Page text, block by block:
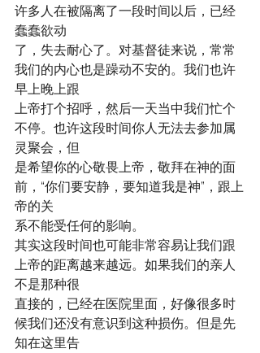
许多人在被隔离了一段时间以后，已经
蠢蠢欲动
了，失去耐心了。对基督徒来说，常常
我们的内心也是躁动不安的。我们也许
早上晚上跟
上帝打个招呼，然后一天当中我们忙个
不停。也许这段时间你人无法去参加属
灵聚会，但
是希望你的心敬畏上帝，敬拜在神的面
前，“你们要安静，要知道我是神”，跟上
帝的关
系不能受任何的影响。
其实这段时间也可能非常容易让我们跟
上帝的距离越来越远。如果我们的亲人
不是那种很
直接的，已经在医院里面，好像很多时
候我们还没有意识到这种损伤。但是先
知在这里告